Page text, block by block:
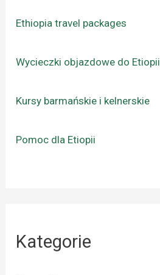
Ethiopia travel packages
Wycieczki objazdowe do Etiopii
Kursy barmańskie i kelnerskie
Pomoc dla Etiopii
Kategorie